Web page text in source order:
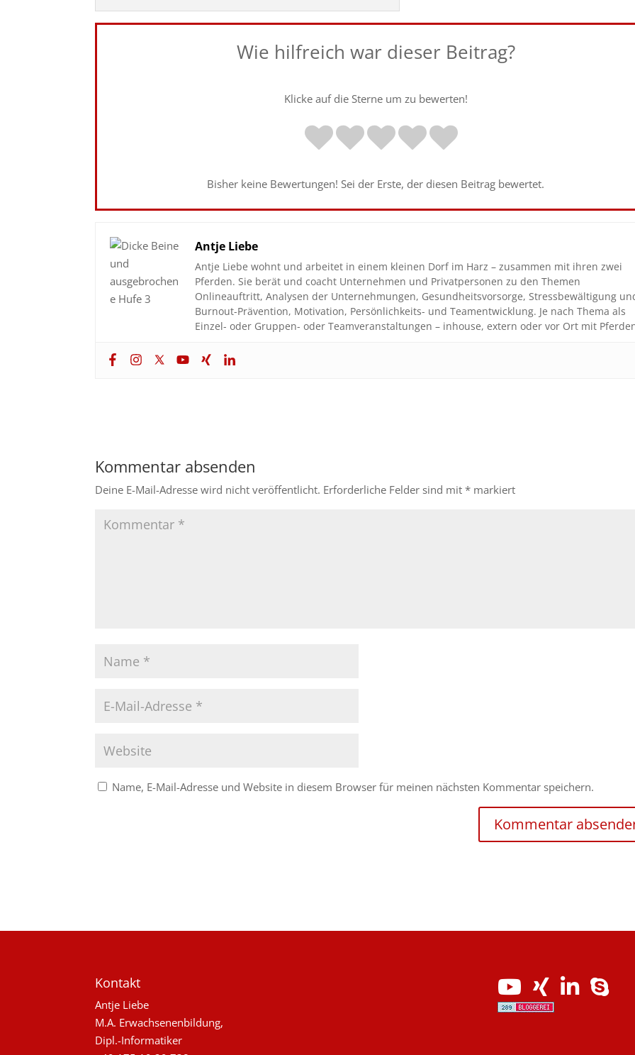
Wie hilfreich war dieser Beitrag?
Klicke auf die Sterne um zu bewerten!
Bisher keine Bewertungen! Sei der Erste, der diesen Beitrag bewertet.
Antje Liebe
Antje Liebe wohnt und arbeitet in einem kleinen Dorf im Harz – zusammen mit ihren zwei
Pferden. Sie berät und coacht Unternehmen und Privatpersonen zu den Themen
Onlineauftritt, Analysen der Unternehmungen, Gesundheitsvorsorge, Stressbewältigung
Burnout-Prävention, Motivation, Persönlichkeits- und Teamentwicklung. Je nach Thema als
Einzel- oder Gruppen- oder Teamveranstaltungen – inhouse, extern oder vor Ort mit
Kommentar absenden
Deine E-Mail-Adresse wird nicht veröffentlicht. Erforderliche Felder sind mit* markiert
Name, E-Mail-Adresse und Website in diesem Browser für meinen nächsten Kommentar speichern.
Kontakt
Antje Liebe
M.A. Erwachsenenbildung,
Dipl.-Informatiker